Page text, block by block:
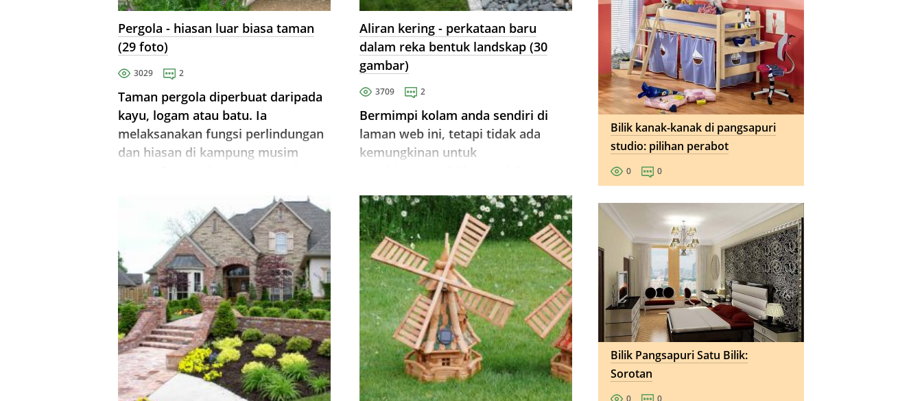
Pergola - hiasan luar biasa taman
(29 foto)
3029 2
Taman pergola diperbuat daripada
kayu, logam atau batu. Ia
melaksanakan fungsi perlindungan
dan hiasan di kampung musim
dari matahari dan hujan dan
membuat plot yang hebat.
Aliran kering - perkataan baru
dalam reka bentuk landskap (30
gambar)
3709 2
Bermimpi kolam anda sendiri di
laman web ini, tetapi tidak ada
kemungkinan untuk
sahaja anda boleh berbangga,
tetapi juga mengagumi sentiasa -
aliran kering.
Bilik kanak-kanak di pangsapuri
studio: pilihan perabot
0 0
Bilik Pangsapuri Satu Bilik:
Sorotan
0 0